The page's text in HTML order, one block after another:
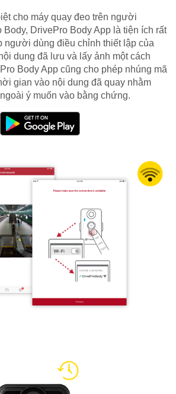
cho máy quay đeo trên người
Body, DrivePro Body App là tiện ích rất
người dùng điều chỉnh thiết lập của
dung đã lưu và lấy ảnh một cách
Body App cũng cho phép nhúng mã
gian vào nội dung đã quay nhằm
ý muốn vào bằng chứng.